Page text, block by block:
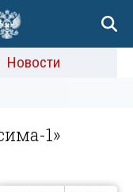
Новости
1»